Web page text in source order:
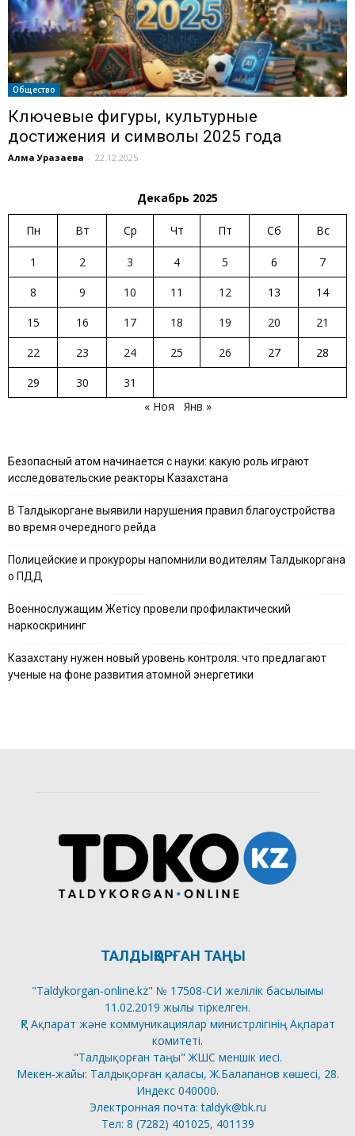
Общество
Ключевые фигуры, культурные
достижения и символы 2025 года
Алма Уразаева - 22.12.2025
Декабрь 2025
Пн Вт Ср Чт Пт Сб Вс
1 2 3 4 5 6
7
8
9 10 11 12 13
14
15
16 17 18 19 20
21
22
23 24 25 26 27
28
29
30
31
« Ноя
Янв »
Безопасный атом начинается с науки: какую роль играют
исследовательские реакторы Казахстана
В Талдыкоргане выявили нарушения правил благоустройства
во время очередного рейда
Полицейские и прокуроры напомнили водителям Талдыкоргана
о ПДД
Военнослужащим Жетісу провели профилактический
наркоскрининг
Казахстану нужен новый уровень контроля: что предлагают
ученые на фоне развития атомной энергетики
ТАЛДЫҚОРҒАН ТАҢЫ
"Taldykorgan-online.kz" № 17508-СИ желілік басылымы
11.02.2019 жылы тіркелген.
ҚР Ақпарат және коммуникациялар министрлігінің Ақпарат
комитеті.
"Талдықорған таңы" ЖШС меншік иесі.
Мекен-жайы: Талдықорған қаласы, Ж.Балапанов көшесі, 28.
Индекс 040000.
Электронная почта: taldyk@bk.ru
Тел: 8 (7282) 401025, 401139